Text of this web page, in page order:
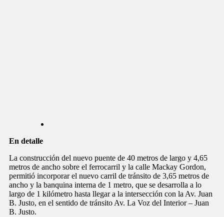
En detalle
La construcción del nuevo puente de 40 metros de largo y 4,65
metros de ancho sobre el ferrocarril y la calle Mackay Gordon,
permitió incorporar el nuevo carril de tránsito de 3,65 metros de
ancho y la banquina interna de 1 metro, que se desarrolla a lo
largo de 1 kilómetro hasta llegar a la intersección con la Av. Juan
B. Justo, en el sentido de tránsito Av. La Voz del Interior – Juan
B. Justo.